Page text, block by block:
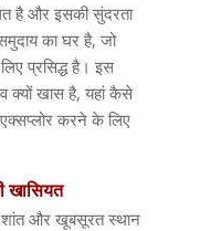
है और इसकी सुंदरता
का घर है, जो
प्रसिद्ध है। इस
क्यों खास है, यहां कैसे
करने के लिए
खासियत
और खूबसूरत स्थान